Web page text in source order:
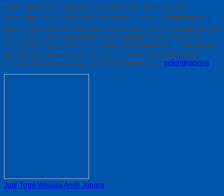
Jual Toga Wisuda Jakarta Berkualitas dan Terpercaya 📞
WhatsApp: 0812-2282-1060 Klik untuk konsultasi langsung: 👉
https://wa.me/6281222821060 Kebutuhan jual toga wisuda Jakarta
terus meningkat setiap tahun. Hal ini terjadi karena acara wisuda
menjadi momen penting bagi siswa dan mahasiswa. Oleh karena
itu, memilih toga wisuda yang rapi, nyaman, dan berkualitas
menjadi keputusan yang tidak boleh diabaikan…. selengkapnya
Jual Toga Wisuda Anak Jepara